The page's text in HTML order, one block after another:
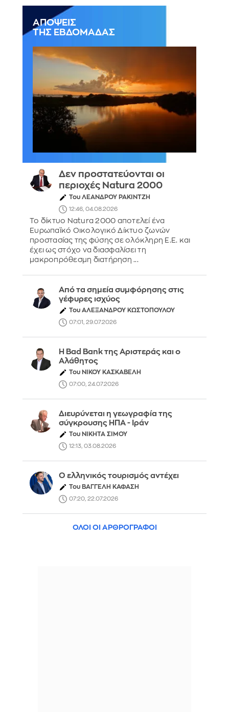
ΑΠΟΨΕΙΣ
ΤΗΣ ΕΒΔΟΜΑΔΑΣ
Δεν προστατεύονται οι
περιοχές Natura 2000
Του ΛΕΑΝΔΡΟΥ ΡΑΚΙΝΤΖΗ
12:46, 04.08.2026
Το δίκτυο Natura 2000 αποτελεί ένα
Ευρωπαϊκό Οικολογικό Δίκτυο ζωνών
προστασίας της φύσης σε ολόκληρη Ε.Ε. και
έχει ως στόχο να διασφαλίσει τη
μακροπρόθεσμη διατήρηση ...
Από τα σημεία συμφόρησης στις
γέφυρες ισχύος
Του ΑΛΕΞΑΝΔΡΟΥ ΚΩΣΤΟΠΟΥΛΟΥ
07:01, 29.07.2026
Η Bad Bank της Αριστεράς και ο
Αλάθητος
Του ΝΙΚΟΥ ΚΑΣΚΑΒΕΛΗ
07:00, 24.07.2026
Διευρύνεται η γεωγραφία της
σύγκρουσης ΗΠΑ - Ιράν
Του ΝΙΚΗΤΑ ΣΙΜΟΥ
12:13, 03.08.2026
Ο ελληνικός τουρισμός αντέχει
Του ΒΑΓΓΕΛΗ ΚΑΦΑΣΗ
07:20, 22.07.2026
ΟΛΟΙ ΟΙ ΑΡΘΡΟΓΡΑΦΟΙ